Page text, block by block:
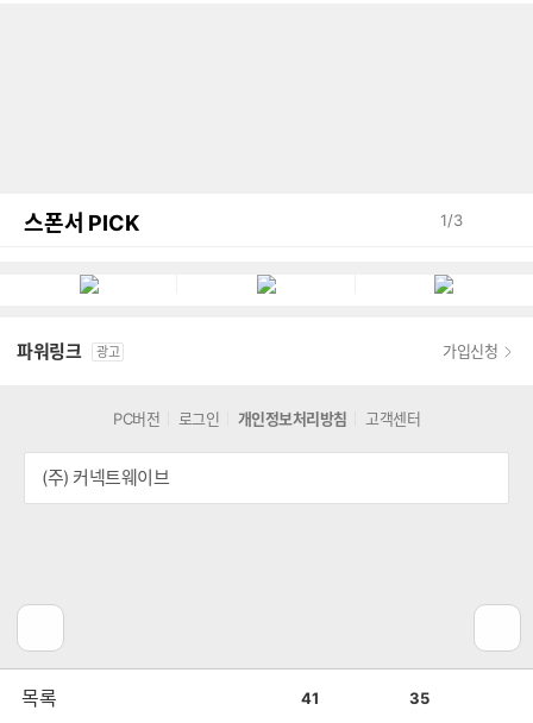
스폰서 PICK 1/3
파워링크 광고 가입신청
PC버전 로그인 개인정보처리방침 고객센터
(주) 커넥트웨이브
목록 41 35